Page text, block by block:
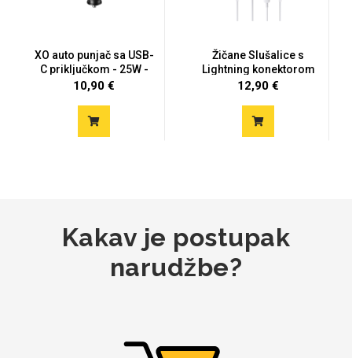
XO auto punjač sa USB-
C priključkom - 25W -
cr...
10,90 €
Žičane Slušalice s
Lightning konektorom
12,90 €
Kakav je postupak
narudžbe?
Gaming motivi